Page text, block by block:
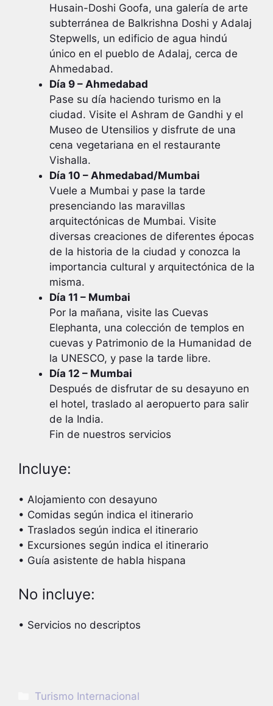
Husain-Doshi Goofa, una galería de arte
subterránea de Balkrishna Doshi y Adalaj
Stepwells, un edificio de agua hindú
único en el pueblo de Adalaj, cerca de
Ahmedabad.
Día 9 – Ahmedabad
Pase su día haciendo turismo en la
ciudad. Visite el Ashram de Gandhi y el
Museo de Utensilios y disfrute de una
cena vegetariana en el restaurante
Vishalla.
Día 10 – Ahmedabad/Mumbai
Vuele a Mumbai y pase la tarde
presenciando las maravillas
arquitectónicas de Mumbai. Visite
diversas creaciones de diferentes épocas
de la historia de la ciudad y conozca la
importancia cultural y arquitectónica de la
misma.
Día 11 – Mumbai
Por la mañana, visite las Cuevas
Elephanta, una colección de templos en
cuevas y Patrimonio de la Humanidad de
la UNESCO, y pase la tarde libre.
Día 12 – Mumbai
Después de disfrutar de su desayuno en
el hotel, traslado al aeropuerto para salir
de la India.
Fin de nuestros servicios
Incluye:
• Alojamiento con desayuno
• Comidas según indica el itinerario
• Traslados según indica el itinerario
• Excursiones según indica el itinerario
• Guía asistente de habla hispana
No incluye:
• Servicios no descriptos
Categorías
Turismo Internacional